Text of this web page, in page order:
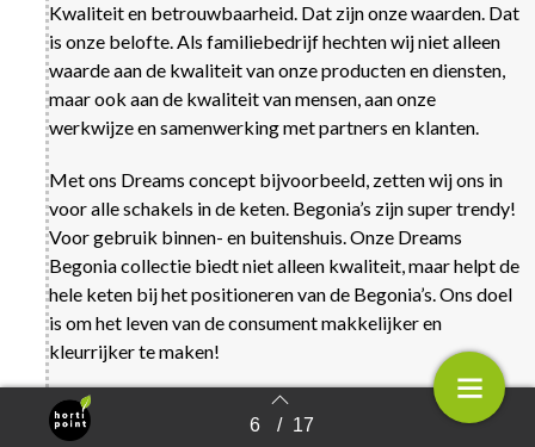
Terug naar overzicht 6 / 17
Kwaliteit en betrouwbaarheid. Dat zijn onze waarden. Dat
is onze belofte. Als familiebedrijf hechten wij niet alleen
waarde aan de kwaliteit van onze producten en diensten,
maar ook aan de kwaliteit van mensen, aan onze
werkwijze en samenwerking met partners en klanten.
Met ons Dreams concept bijvoorbeeld, zetten wij ons in
voor alle schakels in de keten. Begonia’s zijn super trendy!
Voor gebruik binnen- en buitenshuis. Onze Dreams
Begonia collectie biedt niet alleen kwaliteit, maar helpt de
hele keten bij het positioneren van de Begonia’s. Ons doel
is om het leven van de consument makkelijker en
kleurrijker te maken!
Bij LaBella’s past de slogan ‘From big to small, we have it
all’. LaBella® dahlia’s zijn er in alle soorten en maten: